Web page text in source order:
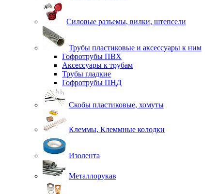
Силовые разъемы, вилки, штепсели
Трубы пластиковые и аксессуары к ним
Гофротрубы ПВХ
Аксессуары к трубам
Трубы гладкие
Гофротрубы ПНД
Скобы пластиковые, хомуты
Клеммы, Клеммные колодки
Изолента
Металлорукав